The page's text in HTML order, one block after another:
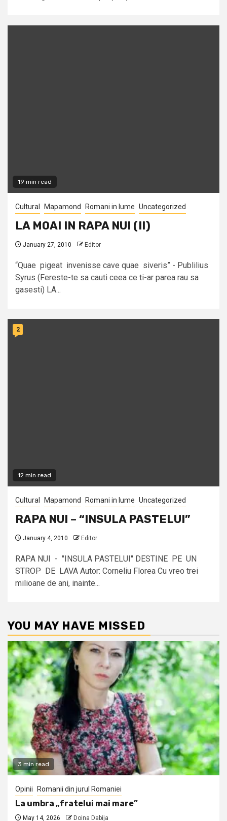
19 min read
Cultural Mapamond Romani in lume Uncategorized
LA MOAI IN RAPA NUI (II)
January 27, 2010 Editor
“Quae pigeat invenisse cave quae siveris” - Publilius
Syrus (Fereste-te sa cauti ceea ce ti-ar parea rau sa
gasesti) LA...
12 min read
2
Cultural Mapamond Romani in lume Uncategorized
RAPA NUI – “INSULA PASTELUI”
January 4, 2010 Editor
RAPA NUI - "INSULA PASTELUI" DESTINE PE UN
STROP DE LAVA Autor: Corneliu Florea Cu vreo trei
milioane de ani, inainte...
YOU MAY HAVE MISSED
3 min read
Opinii Romanii din jurul Romaniei
La umbra „fratelui mai mare”
May 14, 2026 Doina Dabija